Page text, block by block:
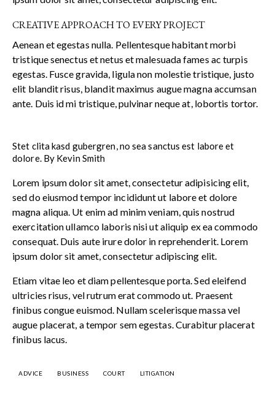
CREATIVE APPROACH TO EVERY PROJECT
Aenean et egestas nulla. Pellentesque habitant morbi
tristique senectus et netus et malesuada fames ac turpis
egestas. Fusce gravida, ligula non molestie tristique, justo
elit blandit risus, blandit maximus augue magna accumsan
ante. Duis id mi tristique, pulvinar neque at, lobortis tortor.
Stet clita kasd gubergren, no sea sanctus est labore et
dolore. By Kevin Smith
Lorem ipsum dolor sit amet, consectetur adipisicing elit,
sed do eiusmod tempor incididunt ut labore et dolore
magna aliqua. Ut enim ad minim veniam, quis nostrud
exercitation ullamco laboris nisi ut aliquip ex ea commodo
consequat. Duis aute irure dolor in reprehenderit. Lorem
ipsum dolor sit amet, consectetur adipiscing elit.
Etiam vitae leo et diam pellentesque porta. Sed eleifend
ultricies risus, vel rutrum erat commodo ut. Praesent
finibus congue euismod. Nullam scelerisque massa vel
augue placerat, a tempor sem egestas. Curabitur placerat
finibus lacus.
ADVICE BUSINESS COURT LITIGATION